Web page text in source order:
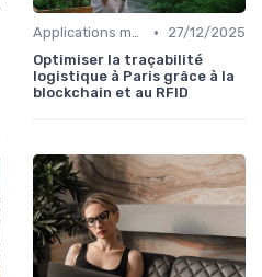
Applications métiers •
27/12/2025
Optimiser la traçabilité
logistique à Paris grâce à la
blockchain et au RFID